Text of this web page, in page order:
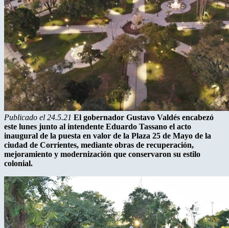
Publicado el 24.5.21 El gobernador Gustavo Valdés encabezó
este lunes junto al intendente Eduardo Tassano el acto
inaugural de la puesta en valor de la Plaza 25 de Mayo de la
ciudad de Corrientes, mediante obras de recuperación,
mejoramiento y modernización que conservaron su estilo
colonial.